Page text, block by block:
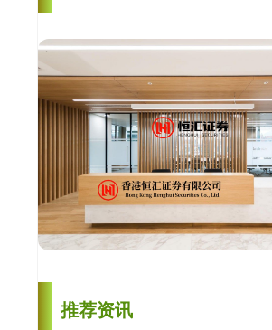
推荐资讯